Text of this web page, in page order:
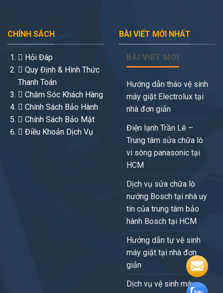
CHÍNH SÁCH
Hỏi Đáp
Quy Định & Hình Thức
Thanh Toán
Chăm Sóc Khách Hàng
Chính Sách Bảo Hành
Chính Sách Bảo Mật
Điều Khoản Dịch Vụ
BÀI VIẾT MỚI NHẤT
BÀI VIẾT MỚI
Hướng dẫn tháo vệ sinh
máy giặt Electrolux tại
nhà đơn giản
Điện lạnh Trần Lê –
Trung tâm sửa chữa lò
vi sóng panasonic tại
HCM
Dịch vụ sửa chữa lò
nướng Bosch tại nhà uy
tín của trung tâm bảo
hành Bosch tại HCM
Hướng dẫn tự vệ sinh
máy giặt tại nhà đơn
giản
Dịch vụ vệ sinh máy